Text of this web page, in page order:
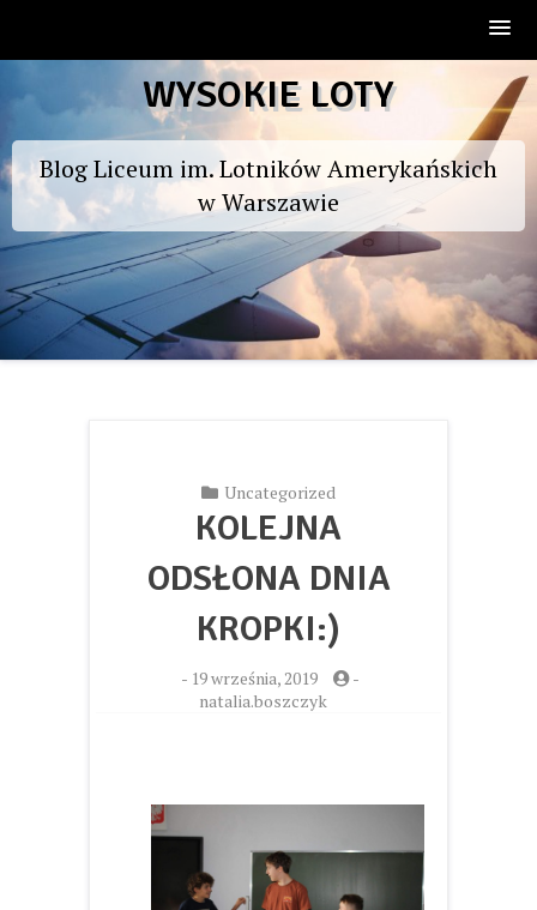
to
WYSOKIE LOTY
Blog Liceum im. Lotników Amerykańskich
w Warszawie
Uncategorized
KOLEJNA
ODSŁONA DNIA
KROPKI:)
- 19 września, 2019
-
natalia.boszczyk